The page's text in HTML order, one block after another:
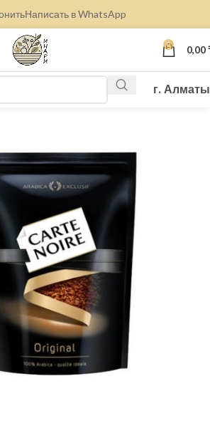
Написать в WhatsApp
0 0,00
г. Алматы